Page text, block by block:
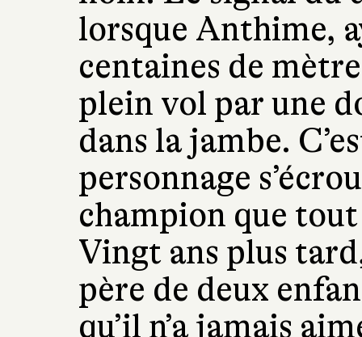
lorsque Anthime,
centaines de
plein vol par une
dans la jambe.
personnage
champion que
Vingt ans plus
père de deux
qu’il n’a jamais